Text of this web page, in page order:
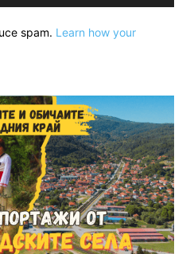
spam. Learn how your